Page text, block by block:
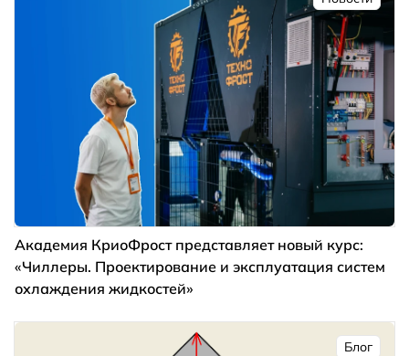
Академия КриоФрост представляет новый курс:
«Чиллеры. Проектирование и эксплуатация систем
охлаждения жидкостей»
Блог